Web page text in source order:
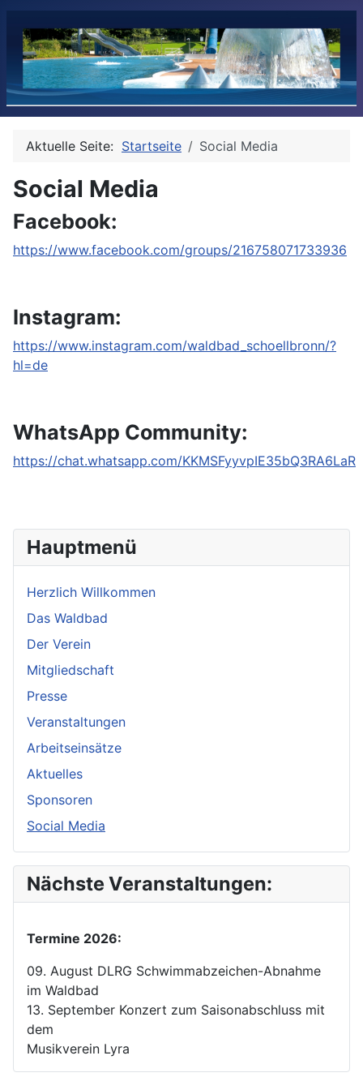
Hauptmenü
Herzlich Willkommen
Das Waldbad
Der Verein
Mitgliedschaft
Presse
Veranstaltungen
Arbeitseinsätze
Aktuelles
Sponsoren
Social Media
Nächste Veranstaltungen:
Termine 2026:
09. August DLRG Schwimmabzeichen-Abnahme
im Waldbad
13. September Konzert zum Saisonabschluss mit
dem
Musikverein Lyra
Aktuelle Seite: Startseite Social Media
Social Media
Facebook:
https://www.facebook.com/groups/216758071733936
Instagram:
https://www.instagram.com/waldbad_schoellbronn/?
hl=de
WhatsApp Community:
https://chat.whatsapp.com/KKMSFyyvpIE35bQ3RA6LaR